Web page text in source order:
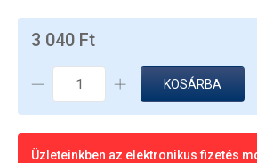
3 040 Ft
KOSÁRBA
Üzleteinkben az elektronikus fizetés